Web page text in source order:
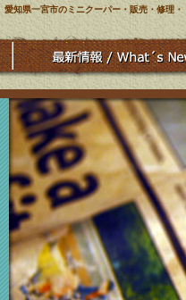
愛知県一宮市のミニクーパー・販売・修理